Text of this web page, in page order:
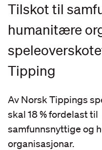
Tilskot til
humanitære
Tipping
Av Norsk Tippings
skal 18 % fordelast til
samfunnsnyttige og
organisasjonar.